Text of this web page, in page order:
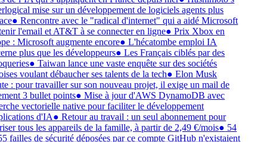
mise sur un développement de logiciels agents plus
●Rencontre avec le "radical d'internet" qui a aidé Microsoft
l'email et AT&T à se connecter en ligne●Prix Xbox en
: Microsoft augmente encore●L'hécatombe emploi IA
plus que les développeurs●Les Français ciblés par des
●Taiwan lance une vaste enquête sur des sociétés
voulant débaucher ses talents de la tech●Elon Musk
: pour travailler sur son nouveau projet, il exige un mail de
3 bullet points●Mise à jour d'AWS DynamoDB avec
vectorielle native pour faciliter le développement
d'IA●Retour au travail : un seul abonnement pour
tous les appareils de la famille, à partir de 2,49 €/mois●54
failles de sécurité déposées par ce compte GitHub n'existaient